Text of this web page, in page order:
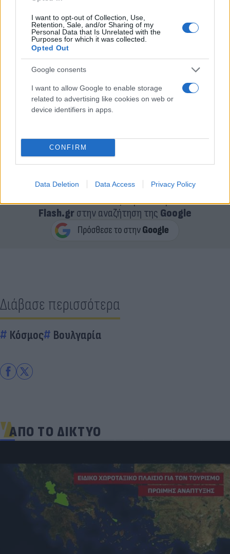
I want to opt-out of Collection, Use,
Retention, Sale, and/or Sharing of my
Personal Data that Is Unrelated with the
Purposes for which it was collected.
Opted Out
Google consents
I want to allow Google to enable storage
related to advertising like cookies on web or
device identifiers in apps.
CONFIRM
Data Deletion Data Access Privacy Policy
Ο πρωθυπουργός Νικολάι Ντένκοφ θα δώσει
αργότερα συνέντευξη Τύπου για να ενημερώσει για
τις ζημιές από τις πλημμύρες.
Κάνε κλικ και δες περισσότερο
Flash.grστην αναζήτηση της Google
Διάβασε περισσότερα
Κόσμος Βουλγαρία
ΑΠΟ ΤΟ ΔΙΚΤΥΟ